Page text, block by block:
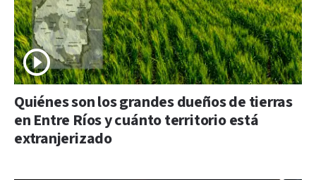
Quiénes son los grandes dueños de tierras
en Entre Ríos y cuánto territorio está
extranjerizado